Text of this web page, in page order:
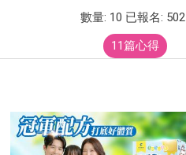
數量: 10 已報名: 502
11篇心得